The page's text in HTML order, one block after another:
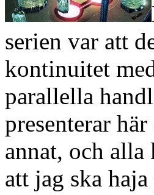
serien var att
kontinuitet
parallella
presenterar
annat, och
att jag ska